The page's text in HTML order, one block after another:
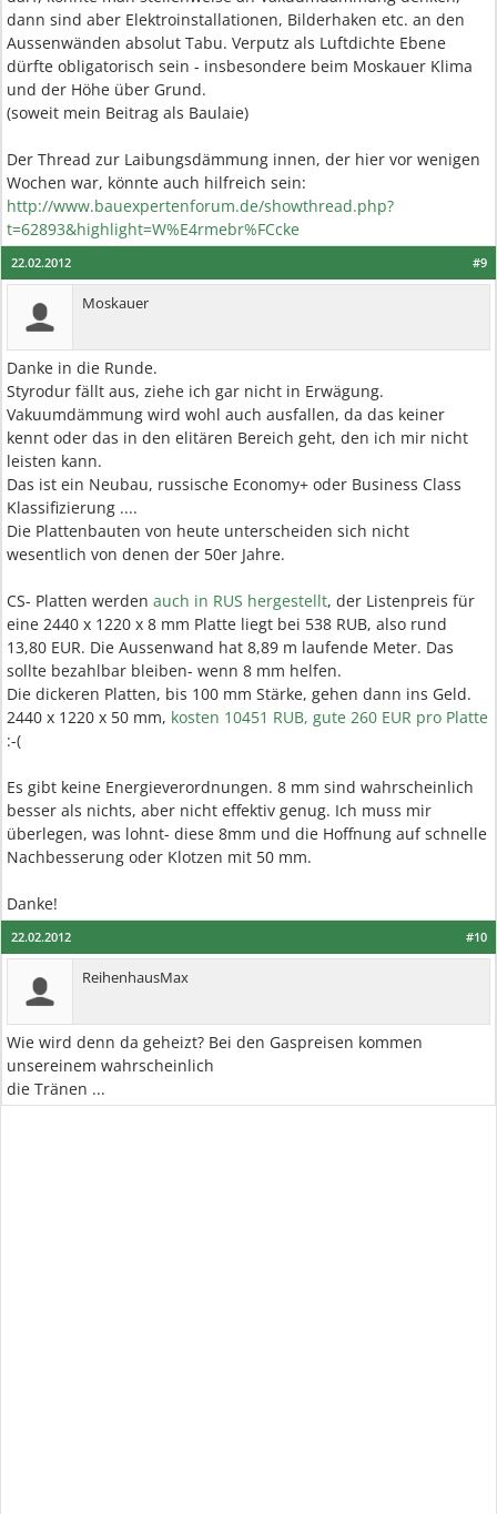
dann sind aber Elektroinstallationen, Bilderhaken etc. an den
Aussenwänden absolut Tabu. Verputz als Luftdichte Ebene
dürfte obligatorisch sein - insbesondere beim Moskauer Klima
und der Höhe über Grund.
(soweit mein Beitrag als Baulaie)
Der Thread zur Laibungsdämmung innen, der hier vor wenigen
Wochen war, könnte auch hilfreich sein:
http://www.bauexpertenforum.de/showthread.php?
t=62893&highlight=W%E4rmebr%FCcke
#9
22.02.2012
Moskauer
Danke in die Runde.
Styrodur fällt aus, ziehe ich gar nicht in Erwägung.
Vakuumdämmung wird wohl auch ausfallen, da das keiner
kennt oder das in den elitären Bereich geht, den ich mir nicht
leisten kann.
Das ist ein Neubau, russische Economy+ oder Business Class
Klassifizierung ....
Die Plattenbauten von heute unterscheiden sich nicht
wesentlich von denen der 50er Jahre.
CS- Platten werden auch in RUS hergestellt, der Listenpreis für
eine 2440 x 1220 x 8 mm Platte liegt bei 538 RUB, also rund
13,80 EUR. Die Aussenwand hat 8,89 m laufende Meter. Das
sollte bezahlbar bleiben- wenn 8 mm helfen.
Die dickeren Platten, bis 100 mm Stärke, gehen dann ins Geld.
2440 x 1220 x 50 mm, kosten 10451 RUB, gute 260 EUR pro Platte
:-(
Es gibt keine Energieverordnungen. 8 mm sind wahrscheinlich
besser als nichts, aber nicht effektiv genug. Ich muss mir
überlegen, was lohnt- diese 8mm und die Hoffnung auf schnelle
Nachbesserung oder Klotzen mit 50 mm.
Danke!
#10
22.02.2012
ReihenhausMax
Wie wird denn da geheizt? Bei den Gaspreisen kommen
unsereinem wahrscheinlich
die Tränen ...